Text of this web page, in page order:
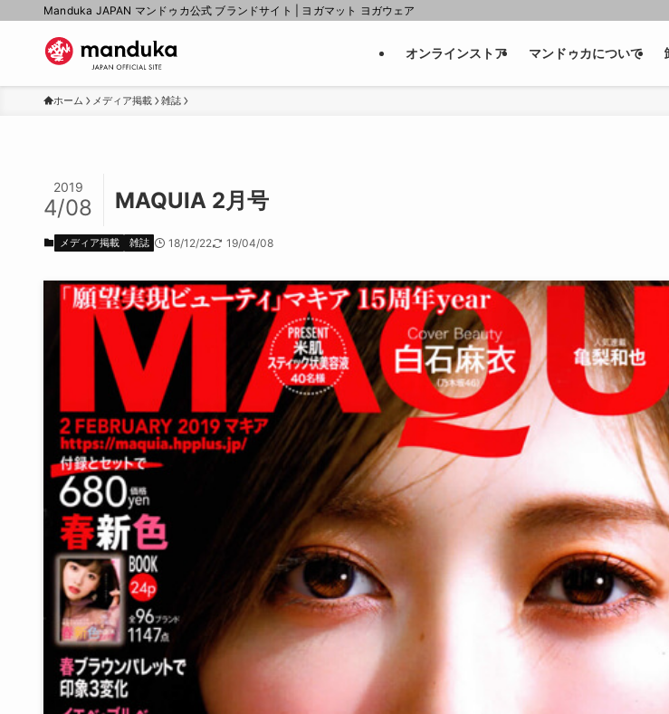
Manduka JAPAN マンドゥカ公式 ブランドサイト | ヨガマット ヨガウェア
オンラインストア マンドゥカについて
ホーム メディア掲載 雑誌
MAQUIA 2月号
2019
4/08
メディア掲載 雑誌 18/12/22 19/04/08